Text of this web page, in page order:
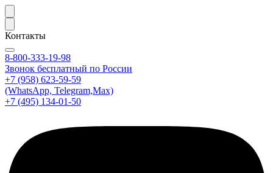
Контакты
8-800-333-19-98
Звонок бесплатный по России
+7 (958) 623-59-59
(WhatsApp, Telegram,Max)
+7 (495) 134-01-50